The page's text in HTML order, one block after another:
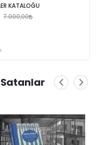
KATALOĞU
7.000,00
Satanlar